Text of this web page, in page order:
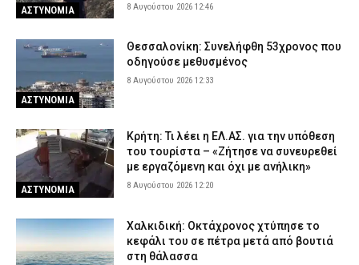
ΑΣΤΥΝΟΜΙΑ 8 Αυγούστου 2026 12:46
ΑΣΤΥΝΟΜΙΑ
Θεσσαλονίκη: Συνελήφθη 53χρονος που
οδηγούσε μεθυσμένος
8 Αυγούστου 2026 12:33
ΑΣΤΥΝΟΜΙΑ
Κρήτη: Τι λέει η ΕΛ.ΑΣ. για την υπόθεση
του τουρίστα – «Ζήτησε να συνευρεθεί
με εργαζόμενη και όχι με ανήλικη»
8 Αυγούστου 2026 12:20
Χαλκιδική: Οκτάχρονος χτύπησε το
κεφάλι του σε πέτρα μετά από βουτιά
στη θάλασσα